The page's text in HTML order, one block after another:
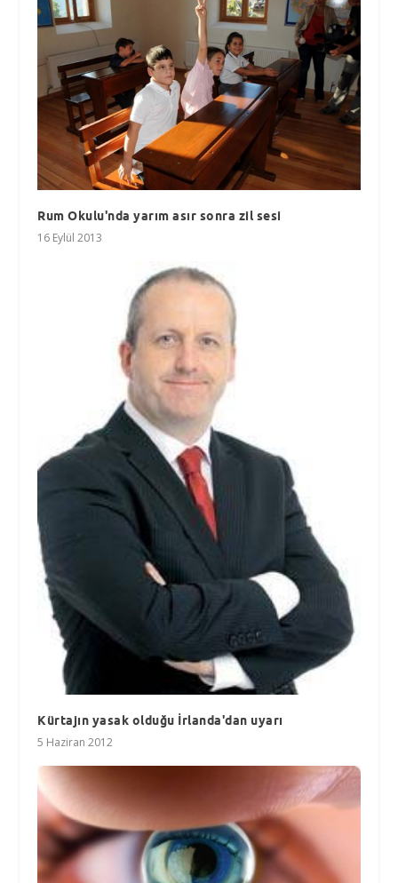
Rum Okulu'nda yarım asır sonra zil sesi
16 Eylül 2013
Kürtajın yasak olduğu İrlanda'dan uyarı
5 Haziran 2012